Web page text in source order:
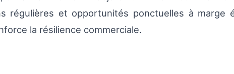
régulières et opportunités ponctuelles à marge
la résilience commerciale.